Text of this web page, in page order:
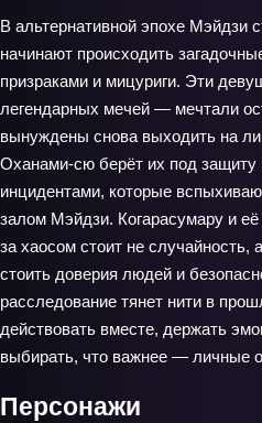
В альтернативной эпохе Мэйдзи
начинают происходить
призраками и мицуриги. Эти
легендарных мечей — мечтали
вынуждены снова выходить на
Оханами‑сю берёт их под защиту
инцидентами, которые
залом Мэйдзи. Когарасумару и
за хаосом стоит не случайность,
стоить доверия людей и
расследование тянет нити в
действовать вместе, держать
выбирать, что важнее — личные
Персонажи